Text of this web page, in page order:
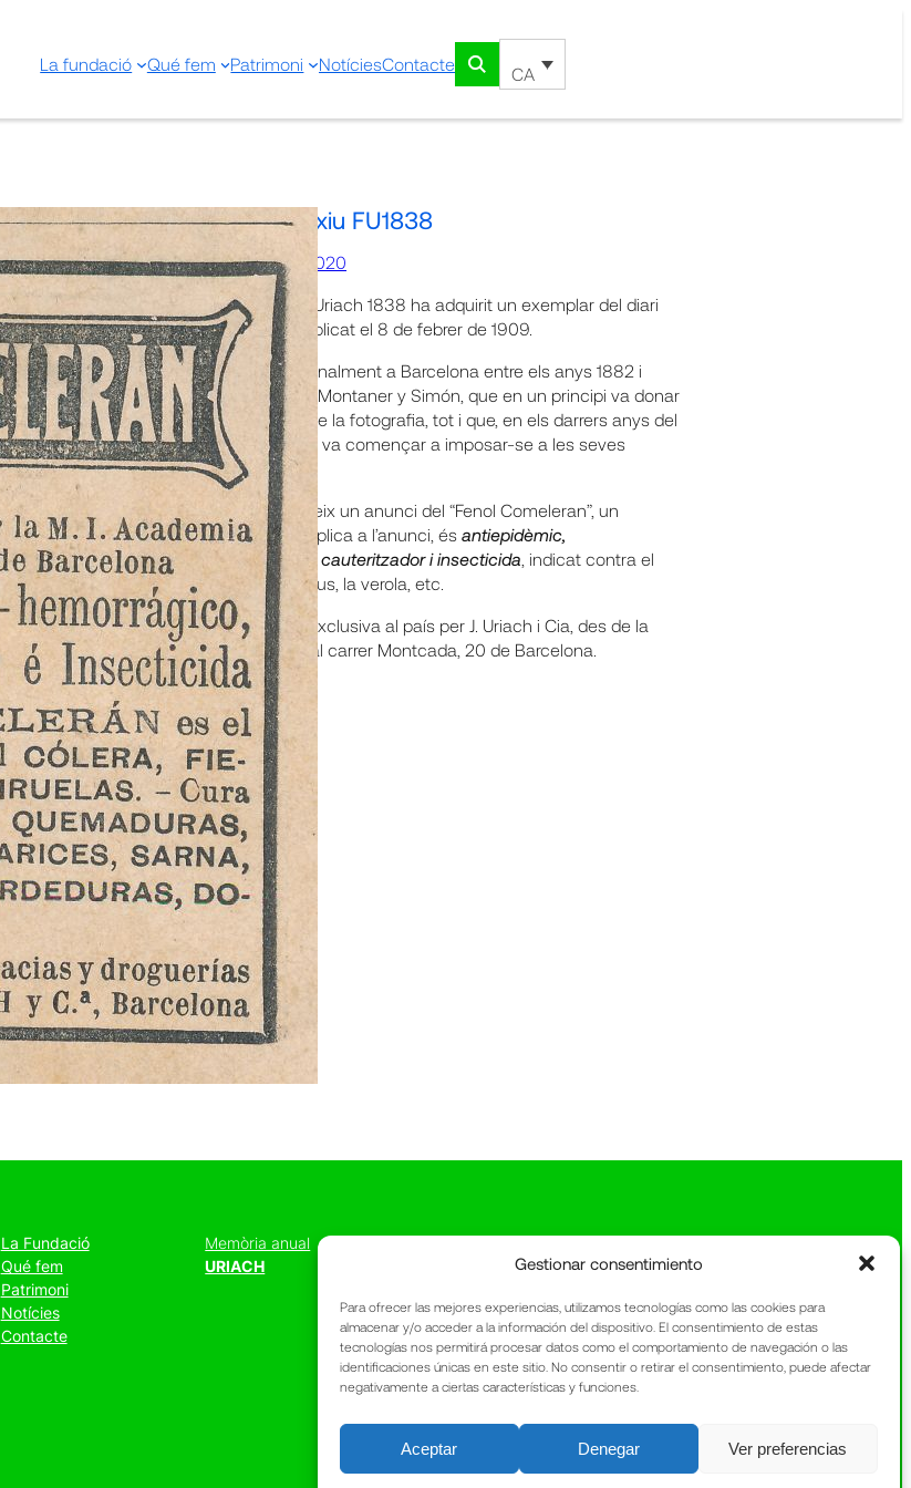
Gestionar consentimiento
Para ofrecer las mejores experiencias, utilizamos tecnologías como las cookies para
almacenar y/o acceder a la información del dispositivo. El consentimiento de estas
tecnologías nos permitirá procesar datos como el comportamiento de navegación o las
identificaciones únicas en este sitio. No consentir o retirar el consentimiento, puede afectar
negativamente a ciertas características y funciones.
Aceptar Denegar Ver preferencias
La fundació Qué fem Patrimoni NotíciesContacte CA
Nova adquisició Arxiu FU1838
20 gener 2020
Recentment, la Fundació Uriach 1838 ha adquirit un exemplar del diari
La Ilustración Artística, publicat el 8 de febrer de 1909.
Una revista editada setmanalment a Barcelona entre els anys 1882 i
1916, a càrrec de l’editorial Montaner y Simón, que en un principi va donar
prioritat al gravat davant de la fotografia, tot i que, en els darrers anys del
segle XIX, aquesta darrera va començar a imposar-se a les seves
pàgines.
En aquest número hi apareix un anunci del “Fenol Comeleran”, un
producte que, segons s’explica a l’anunci, és antiepidèmic,
antihemorràgic, antipútrid, cauteritzador i insecticida , indicat contra el
còlera, la febre groga, el tifus, la verola, etc.
Un producte distribuït en exclusiva al país per J. Uriach i Cia, des de la
seva seu central situada al carrer Montcada, 20 de Barcelona.
Compartir a:
La Fundació
Qué fem
Patrimoni
Notícies
Contacte
Memòria anual
URIACH